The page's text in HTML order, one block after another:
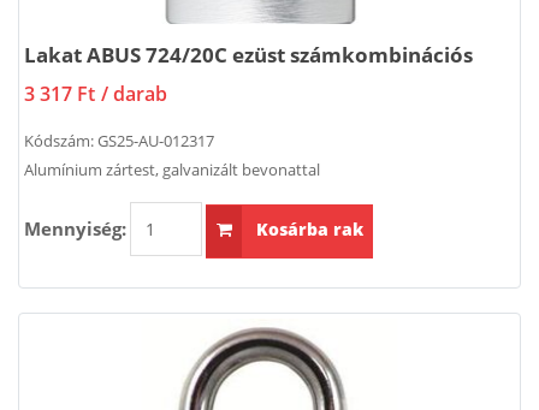
Lakat ABUS 724/20C ezüst számkombinációs
3 317 Ft / darab
Kódszám:GS25-AU-012317
Alumínium zártest, galvanizált bevonattal
Mennyiség: Kosárba rak